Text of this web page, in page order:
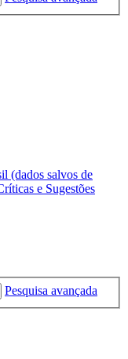
(dados salvos de
e Sugestões
Pesquisa avançada